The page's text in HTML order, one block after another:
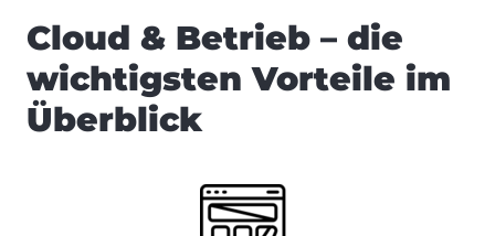
Cloud & Betrieb – die
wichtigsten Vorteile im
Überblick